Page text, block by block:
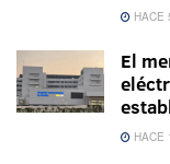
HACE
El
HACE